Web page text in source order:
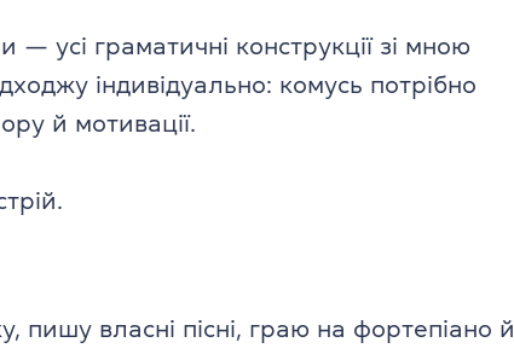
усі граматичні конструкції зі мною
індивідуально: комусь потрібно
й мотивації.
власні пісні, граю на фортепіано й